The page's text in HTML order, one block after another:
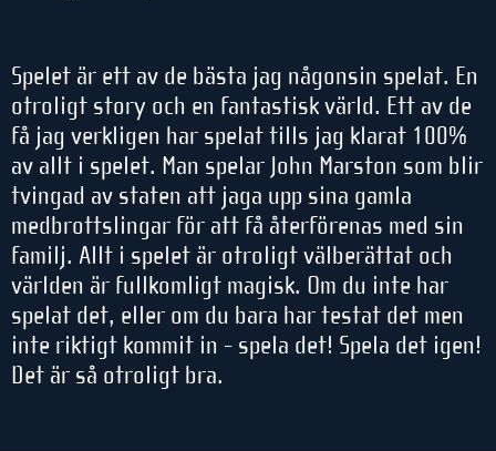
Spelet är ett av de bästa jag någonsin spelat. En
otroligt story och en fantastisk värld. Ett av de
få jag verkligen har spelat tills jag klarat 100%
av allt i spelet. Man spelar John Marston som blir
tvingad av staten att jaga upp sina gamla
medbrottslingar för att få återförenas med sin
familj. Allt i spelet är otroligt välberättat och
världen är fullkomligt magisk. Om du inte har
spelat det, eller om du bara har testat det men
inte riktigt kommit in - spela det! Spela det igen!
Det är så otroligt bra.